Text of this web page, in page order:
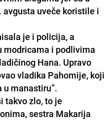
uveče koristile i
je i policija, a
modricama i podlivima
Hana. Upravo
vladika Pahomije, koji
u manastiru”.
takvo zlo, to je
sestra Makarija